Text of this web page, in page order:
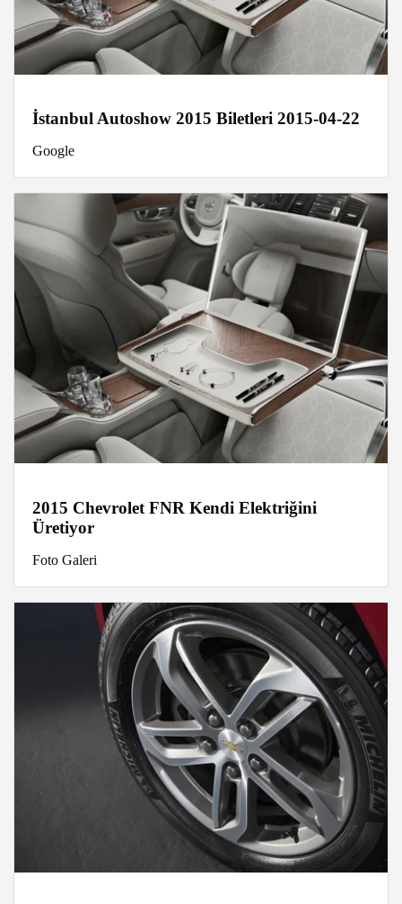
İstanbul Autoshow 2015 Biletleri 2015-04-22
Google
2015 Chevrolet FNR Kendi Elektriğini
Üretiyor
Foto Galeri